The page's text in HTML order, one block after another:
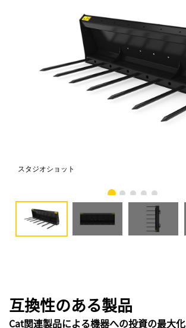
スタジオショット
互換性のある製品
Cat関連製品による機器への投資の最大化